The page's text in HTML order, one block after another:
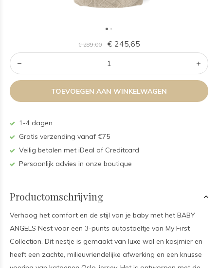
€ 289,00 € 245,65
TOEVOEGEN AAN WINKELWAGEN
1-4 dagen
Gratis verzending vanaf €75
Veilig betalen met iDeal of Creditcard
Persoonlijk advies in onze boutique
Productomschrijving
Verhoog het comfort en de stijl van je baby met het BABY
ANGELS Nest voor een 3-punts autostoeltje van My First
Collection. Dit nestje is gemaakt van luxe wol en kasjmier en
heeft een zachte, milieuvriendelijke afwerking en een knusse